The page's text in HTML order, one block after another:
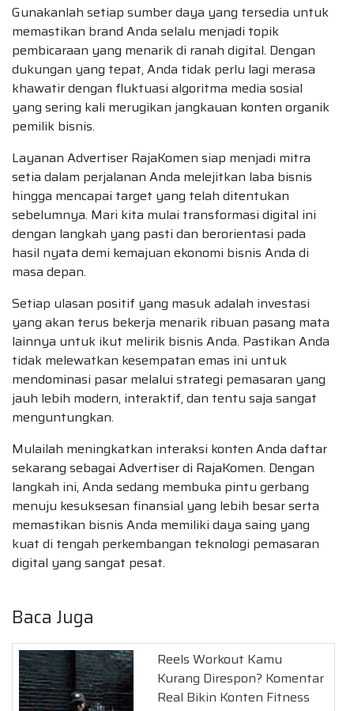
Gunakanlah setiap sumber daya yang tersedia untuk
memastikan brand Anda selalu menjadi topik
pembicaraan yang menarik di ranah digital. Dengan
dukungan yang tepat, Anda tidak perlu lagi merasa
khawatir dengan fluktuasi algoritma media sosial
yang sering kali merugikan jangkauan konten organik
pemilik bisnis.
Layanan Advertiser RajaKomen siap menjadi mitra
setia dalam perjalanan Anda melejitkan laba bisnis
hingga mencapai target yang telah ditentukan
sebelumnya. Mari kita mulai transformasi digital ini
dengan langkah yang pasti dan berorientasi pada
hasil nyata demi kemajuan ekonomi bisnis Anda di
masa depan.
Setiap ulasan positif yang masuk adalah investasi
yang akan terus bekerja menarik ribuan pasang mata
lainnya untuk ikut melirik bisnis Anda. Pastikan Anda
tidak melewatkan kesempatan emas ini untuk
mendominasi pasar melalui strategi pemasaran yang
jauh lebih modern, interaktif, dan tentu saja sangat
menguntungkan.
Mulailah meningkatkan interaksi konten Anda daftar
sekarang sebagai Advertiser di RajaKomen. Dengan
langkah ini, Anda sedang membuka pintu gerbang
menuju kesuksesan finansial yang lebih besar serta
memastikan bisnis Anda memiliki daya saing yang
kuat di tengah perkembangan teknologi pemasaran
digital yang sangat pesat.
Baca Juga
Reels Workout Kamu
Kurang Direspon? Komentar
Real Bikin Konten Fitness